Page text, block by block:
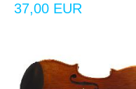
37,00 EUR